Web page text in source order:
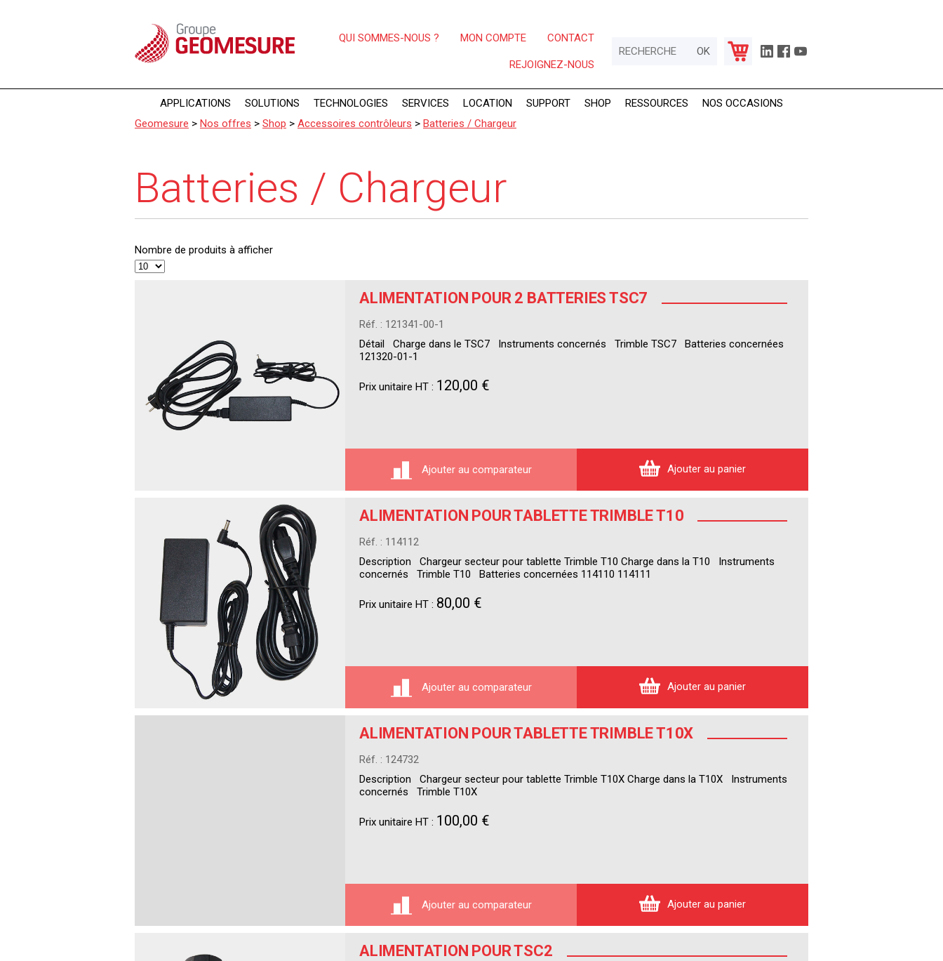
QUI SOMMES-NOUS ? MON COMPTE CONTACT
REJOIGNEZ-NOUS
APPLICATIONS SOLUTIONS TECHNOLOGIES SERVICES LOCATION SUPPORT SHOP RESSOURCES
NOS OCCASIONS
Geomesure > Nos offres > Shop > Accessoires contrôleurs > Batteries / Chargeur
Batteries / Chargeur
Nombre de produits à afficher
ALIMENTATION POUR 2 BATTERIES TSC7
Réf. : 121341-00-1
Détail Charge dans le TSC7 Instruments concernés Trimble TSC7 Batteries concernées
121320-01-1
Prix unitaire HT : 120,00 €
Ajouter au comparateur Ajouter au panier
ALIMENTATION POUR TABLETTE TRIMBLE T10
Réf. : 114112
Description Chargeur secteur pour tablette Trimble T10 Charge dans la T10 Instruments
concernés Trimble T10 Batteries concernées 114110 114111
Prix unitaire HT : 80,00 €
Ajouter au comparateur Ajouter au panier
ALIMENTATION POUR TABLETTE TRIMBLE T10X
Réf. : 124732
Description Chargeur secteur pour tablette Trimble T10X Charge dans la T10X Instruments
concernés Trimble T10X
Prix unitaire HT : 100,00 €
Ajouter au comparateur Ajouter au panier
ALIMENTATION POUR TSC2